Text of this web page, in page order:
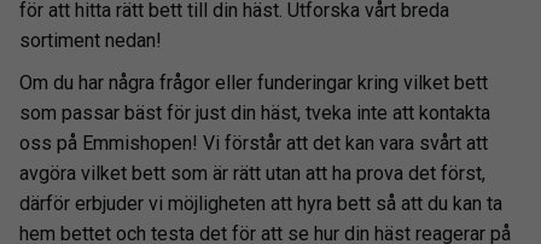
för att hitta rätt bett till din häst. Utforska vårt breda
sortiment nedan!
Om du har några frågor eller funderingar kring vilket bett
som passar bäst för just din häst, tveka inte att kontakta
oss på Emmishopen! Vi förstår att det kan vara svårt att
avgöra vilket bett som är rätt utan att ha prova det först,
därför erbjuder vi möjligheten att hyra bett så att du kan ta
hem bettet och testa det för att se hur din häst reagerar på